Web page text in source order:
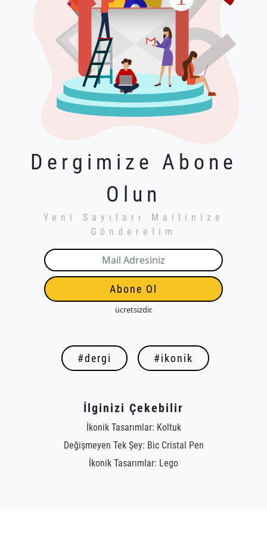
Dergimize Abone
Olun
Yeni Sayıları Mailinize
Gönderelim
Abone Ol
ücretsizdir.
#dergi #ikonik
İlginizi Çekebilir
İkonik Tasarımlar: Koltuk
Değişmeyen Tek Şey: Bic Cristal Pen
İkonik Tasarımlar: Lego